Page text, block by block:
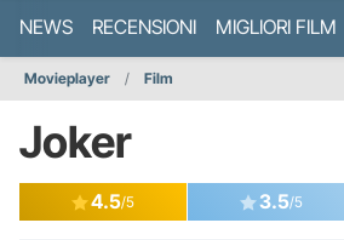
NEWS RECENSIONI MIGLIORI FILM
Movieplayer Film
Joker
4.5/5 3.5/5